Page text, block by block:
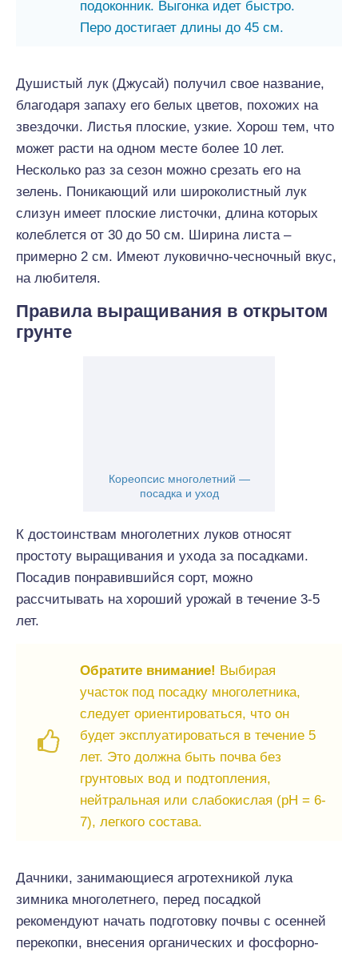
подоконник. Выгонка идет быстро.
Перо достигает длины до 45 см.
Душистый лук (Джусай) получил свое название,
благодаря запаху его белых цветов, похожих на
звездочки. Листья плоские, узкие. Хорош тем, что
может расти на одном месте более 10 лет.
Несколько раз за сезон можно срезать его на
зелень. Поникающий или широколистный лук
слизун имеет плоские листочки, длина которых
колеблется от 30 до 50 см. Ширина листа –
примерно 2 см. Имеют луковично-чесночный вкус,
на любителя.
Правила выращивания в открытом
грунте
Кореопсис многолетний —
посадка и уход
К достоинствам многолетних луков относят
простоту выращивания и ухода за посадками.
Посадив понравившийся сорт, можно
рассчитывать на хороший урожай в течение 3-5
лет.
Обратите внимание! Выбирая
участок под посадку многолетника,
следует ориентироваться, что он
будет эксплуатироваться в течение 5
лет. Это должна быть почва без
грунтовых вод и подтопления,
нейтральная или слабокислая (рН = 6-
7), легкого состава.
Дачники, занимающиеся агротехникой лука
зимника многолетнего, перед посадкой
рекомендуют начать подготовку почвы с осенней
перекопки, внесения органических и фосфорно-